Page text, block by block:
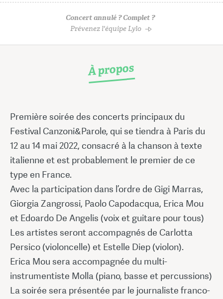
Concert annulé ? Complet ?
Prévenez l'équipe Lylo
À propos
Première soirée des concerts principaux du
Festival Canzoni&Parole, qui se tiendra à Paris du
12 au 14 mai 2022, consacré à la chanson à texte
italienne et est probablement le premier de ce
type en France.
Avec la participation dans l’ordre de Gigi Marras,
Giorgia Zangrossi, Paolo Capodacqua, Erica Mou
et Edoardo De Angelis (voix et guitare pour tous)
Les artistes seront accompagnés de Carlotta
Persico (violoncelle) et Estelle Diep (violon).
Erica Mou sera accompagnée du multi-
instrumentiste Molla (piano, basse et percussions)
La soirée sera présentée par le journaliste franco-